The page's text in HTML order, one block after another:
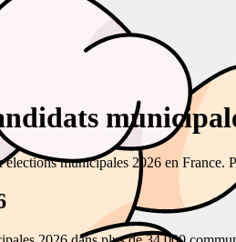
municipales 2026 en